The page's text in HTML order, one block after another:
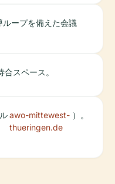
ープを備えた会議
スペース。
awo-mittewest-
thueringen.de
）。